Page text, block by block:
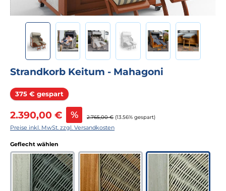
Strandkorb Keitum - Mahagoni
375 € gespart Rabatt
Verkaufspreis:
2.390,00 € % Regulärer Preis:
2.765,00 € (13.56% gespart)
Preise inkl. MwSt. zzgl. Versandkosten
Geflecht wählen